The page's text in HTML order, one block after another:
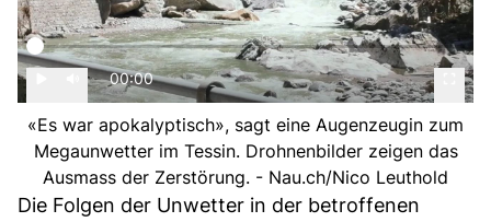
00:00
«Es war apokalyptisch», sagt eine Augenzeugin zum
Megaunwetter im Tessin. Drohnenbilder zeigen das
Ausmass der Zerstörung. - Nau.ch/Nico Leuthold
Die Folgen der Unwetter in der betroffenen